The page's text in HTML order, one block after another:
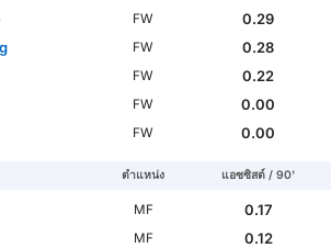
FW
0.29
FW
0.28
FW
0.22
FW
0.00
FW 0.00
ตำแหน่ง แอซซิสต์ / 90'
MF
0.17
MF
0.12